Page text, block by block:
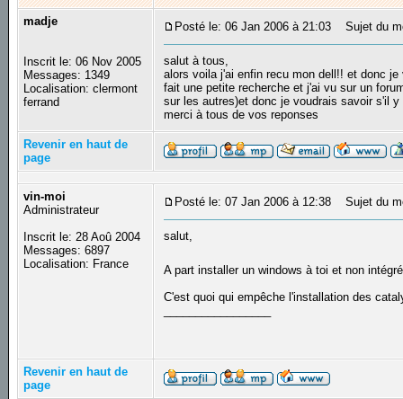
madje
Inscrit le: 06 Nov 2005
Messages: 1349
Localisation: clermont
ferrand
Posté le: 06 Jan 2006 à 21:03 Sujet du
salut à tous,
alors voila j'ai enfin recu mon dell!! et donc
fait une petite recherche et j'ai vu sur un
sur les autres)et donc je voudrais savoir s'il
merci à tous de vos reponses
Revenir en haut de
page
vin-moi
Administrateur
Inscrit le: 28 Aoû 2004
Messages: 6897
Localisation: France
Posté le: 07 Jan 2006 à 12:38 Sujet du
salut,
A part installer un windows à toi et non
C'est quoi qui empêche l'installation des
Revenir en haut de
page